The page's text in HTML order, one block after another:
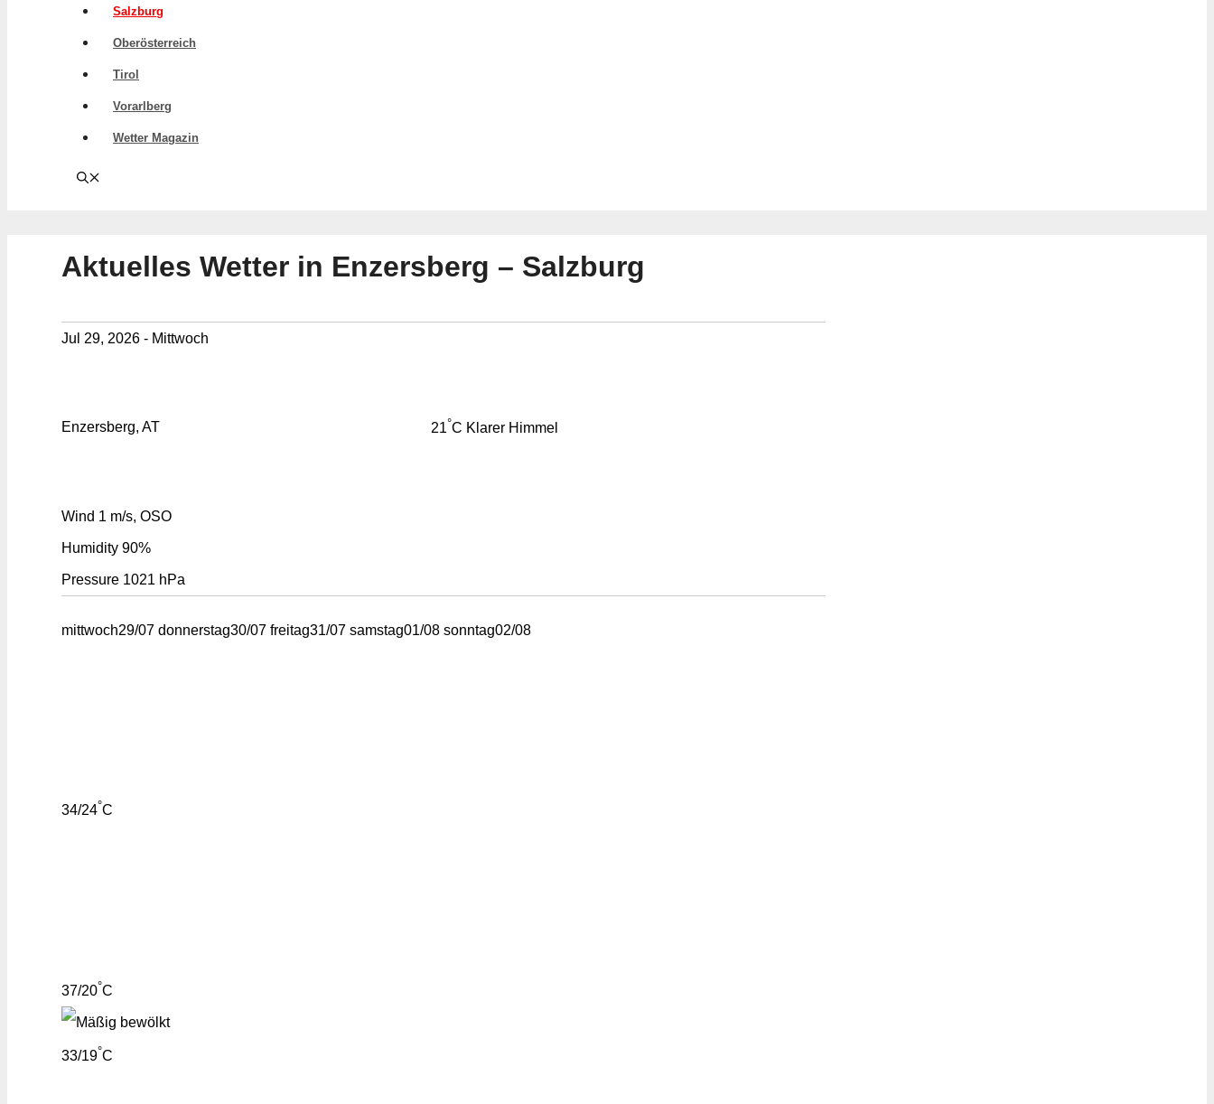
Salzburg
Oberösterreich
Tirol
Vorarlberg
Wetter Magazin
Aktuelles Wetter in Enzersberg – Salzburg
Jul 29, 2026 - Mittwoch
Enzersberg, AT 21°C Klarer Himmel
Wind 1 m/s, OSO
Humidity 90%
Pressure 1021 hPa
mittwoch29/07 donnerstag30/07 freitag31/07 samstag01/08 sonntag02/08
34/24°C
37/20°C
33/19°C